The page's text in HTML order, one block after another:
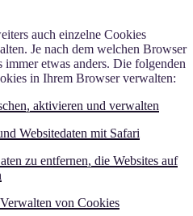
auch einzelne Cookies
Je nach dem welchen Browser
etwas anders. Die folgenden
in Ihrem Browser verwalten:
aktivieren und verwalten
Websitedaten mit Safari
zu entfernen, die Websites auf
von Cookies